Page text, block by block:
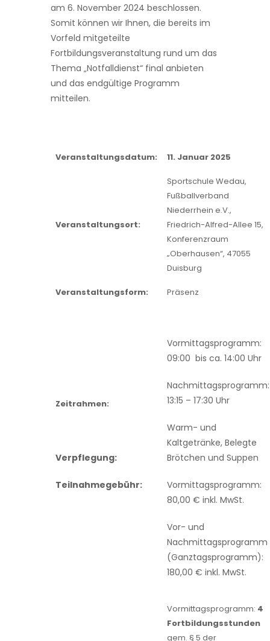
am 6. November 2024 beschlossen.
Somit können wir Ihnen, die bereits im
Vorfeld mitgeteilte
Fortbildungsveranstaltung rund um das
Thema „Notfalldienst“ final anbieten
und das endgültige Programm
mitteilen.
Veranstaltungsdatum: 11. Januar 2025
Veranstaltungsort:
Sportschule Wedau,
Fußballverband
Niederrhein e.V.,
Friedrich-Alfred-Allee 15,
Konferenzraum
„Oberhausen“, 47055
Duisburg
Veranstaltungsform: Präsenz
Zeitrahmen:
Verpflegung:
Teilnahmegebühr:
Vormittagsprogramm:
09:00 bis ca. 14:00 Uhr
Nachmittagsprogramm:
13:15 – 17:30 Uhr
Warm- und
Kaltgetränke, Belegte
Brötchen und Suppen
Vormittagsprogramm:
80,00 € inkl. MwSt.
Vor- und
Nachmittagsprogramm
(Ganztagsprogramm):
180,00 € inkl. MwSt.
Vormittagsprogramm: 4
Fortbildungsstunden
gem. § 5 der